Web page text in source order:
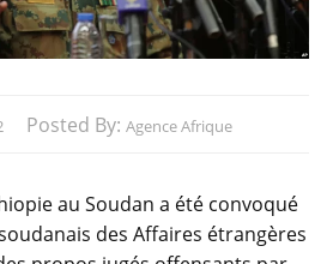
Posted By: Agence Afrique
au Soudan a été convoqué
des Affaires étrangères